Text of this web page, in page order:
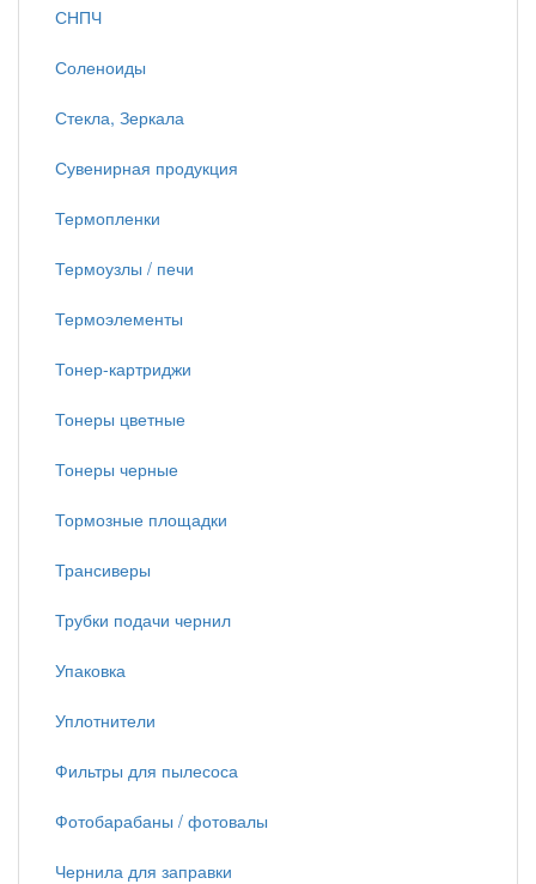
СНПЧ
Соленоиды
Стекла, Зеркала
Сувенирная продукция
Термопленки
Термоузлы / печи
Термоэлементы
Тонер-картриджи
Тонеры цветные
Тонеры черные
Тормозные площадки
Трансиверы
Трубки подачи чернил
Упаковка
Уплотнители
Фильтры для пылесоса
Фотобарабаны / фотовалы
Чернила для заправки